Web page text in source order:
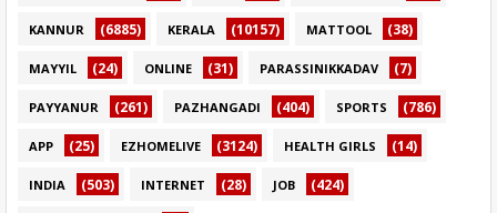
KANNUR (6885) KERALA (10157) MATTOOL (38)
MAYYIL (24) ONLINE (31) PARASSINIKKADAV (7)
PAYYANUR (261) PAZHANGADI (404) SPORTS (786)
APP (25) EZHOMELIVE (3124) HEALTH GIRLS (14)
INDIA (503) INTERNET (28) JOB (424)